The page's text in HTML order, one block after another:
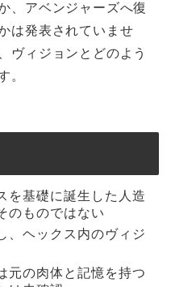
、アベンジャーズへ復
は発表されていませ
ヴィジョンとどのよう
。
を基礎に誕生した人造
のものではない
、ヘックス内のヴィジ
元の肉体と記憶を持つ